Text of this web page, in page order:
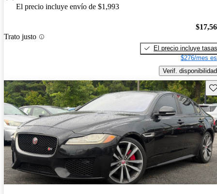
El precio incluye envío de $1,993
Trato justo
El precio incluye tasas
$276/mes
Verif. disponibilidad